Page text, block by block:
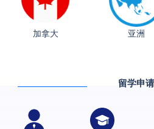
加拿大 亚洲
留学申请
格拉斯哥大学国际商务